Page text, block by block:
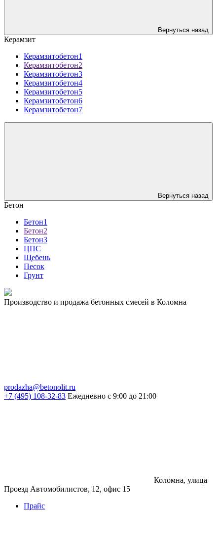
Вернуться назад
Керамзит
Керамзитобетон1
Керамзитобетон2
Керамзитобетон3
Керамзитобетон4
Керамзитобетон5
Керамзитобетон6
Керамзитобетон7
Вернуться назад
Бетон
Бетон1
Бетон2
Бетон3
ЦПС
Щебень
Песок
Грунт
Производство и продажа бетонных смесей в Коломна
prodazha@betonolit.ru
+7 (495) 108-32-83 Ежедневно с 9:00 до 21:00
Коломна, улица
Проезд Автомобилистов, 12, офис 15
Прайс